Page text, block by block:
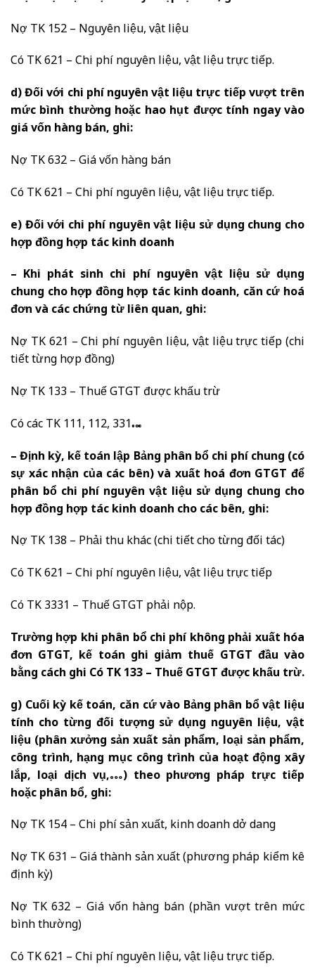
Nợ TK 152 – Nguyên liệu, vật liệu
Có TK 621 – Chi phí nguyên liệu, vật liệu trực tiếp.
d) Đối với chi phí nguyên vật liệu trực tiếp vượt trên
mức bình thường hoặc hao hụt được tính ngay vào
giá vốn hàng bán, ghi:
Nợ TK 632 – Giá vốn hàng bán
Có TK 621 – Chi phí nguyên liệu, vật liệu trực tiếp.
e) Đối với chi phí nguyên vật liệu sử dụng chung cho
hợp đồng hợp tác kinh doanh
– Khi phát sinh chi phí nguyên vật liệu sử dụng
chung cho hợp đồng hợp tác kinh doanh, căn cứ hoá
đơn và các chứng từ liên quan, ghi:
Nợ TK 621 – Chi phí nguyên liệu, vật liệu trực tiếp (chi
tiết từng hợp đồng)
Nợ TK 133 – Thuế GTGT được khấu trừ
Có các TK 111, 112, 331…
– Định kỳ, kế toán lập Bảng phân bổ chi phí chung (có
sự xác nhận của các bên) và xuất hoá đơn GTGT để
phân bổ chi phí nguyên vật liệu sử dụng chung cho
hợp đồng hợp tác kinh doanh cho các bên, ghi:
Nợ TK 138 – Phải thu khác (chi tiết cho từng đối tác)
Có TK 621 – Chi phí nguyên liệu, vật liệu trực tiếp
Có TK 3331 – Thuế GTGT phải nộp.
Trường hợp khi phân bổ chi phí không phải xuất hóa
đơn GTGT, kế toán ghi giảm thuế GTGT đầu vào
bằng cách ghi Có TK 133 – Thuế GTGT được khấu trừ.
g) Cuối kỳ kế toán, căn cứ vào Bảng phân bổ vật liệu
tính cho từng đối tượng sử dụng nguyên liệu, vật
liệu (phân xưởng sản xuất sản phẩm, loại sản phẩm,
công trình, hạng mục công trình của hoạt động xây
lắp, loại dịch vụ,…) theo phương pháp trực tiếp
hoặc phân bổ, ghi:
Nợ TK 154 – Chi phí sản xuất, kinh doanh dở dang
Nợ TK 631 – Giá thành sản xuất (phương pháp kiểm kê
định kỳ)
Nợ TK 632 – Giá vốn hàng bán (phần vượt trên mức
bình thường)
Có TK 621 – Chi phí nguyên liệu, vật liệu trực tiếp.